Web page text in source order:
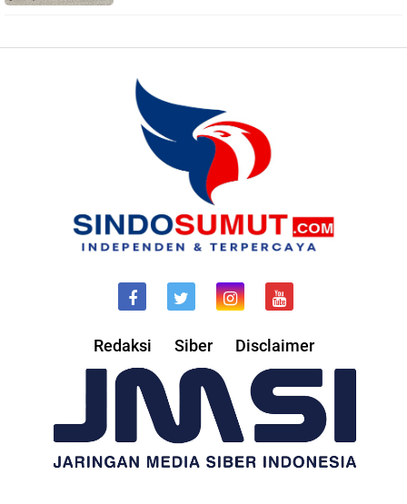
Redaksi Siber Disclaimer